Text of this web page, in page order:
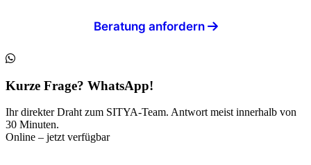
Beratung anfordern
Kurze Frage? WhatsApp!
Ihr direkter Draht zum SITYA-Team. Antwort meist innerhalb von
30 Minuten.
Online – jetzt verfügbar